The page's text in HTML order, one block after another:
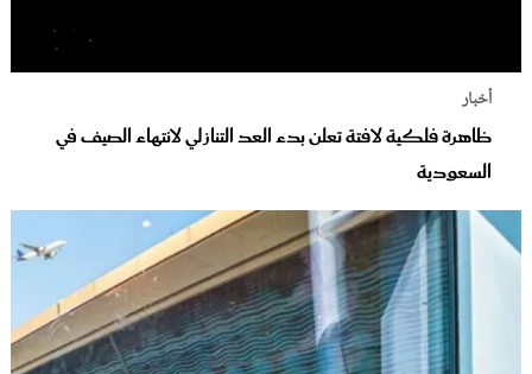
أخبار
ظاهرة فلكية لافتة تعلن بدء العد التنازلي لانتهاء الصيف في
السعودية